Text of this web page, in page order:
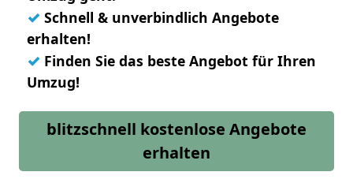
✓ Schnell & unverbindlich Angebote
erhalten!
✓ Finden Sie das beste Angebot für Ihren
Umzug!
blitzschnell kostenlose Angebote
erhalten